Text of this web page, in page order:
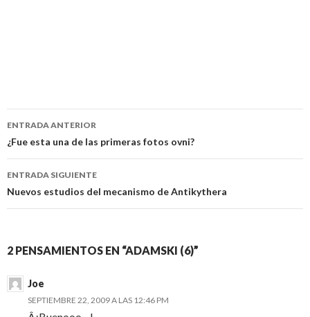
Navegación
de
entradas
ENTRADA ANTERIOR
¿Fue esta una de las primeras fotos ovni?
ENTRADA SIGUIENTE
Nuevos estudios del mecanismo de Antikythera
2 PENSAMIENTOS EN “ADAMSKI (6)”
Joe
SEPTIEMBRE 22, 2009 A LAS 12:46 PM